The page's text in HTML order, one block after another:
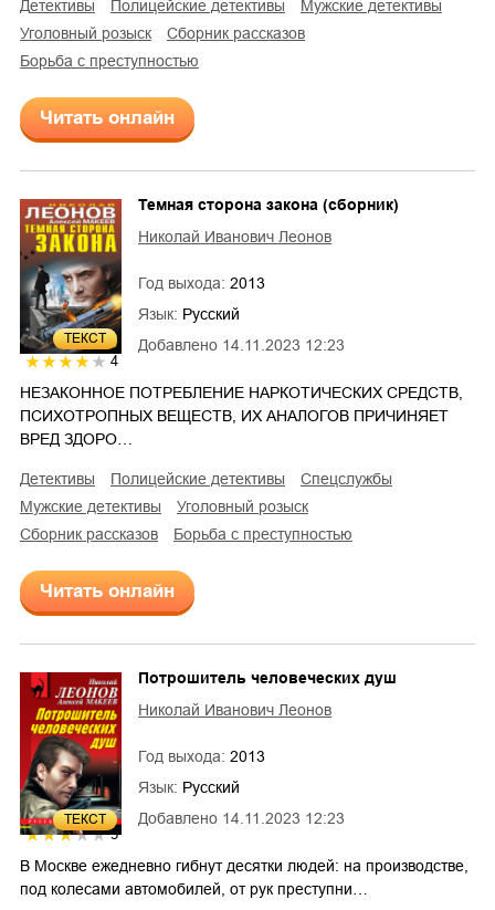
детективы полицейские детективы
мужские детективы
уголовный розыск
сборник рассказов
борьба с преступностью
Читать онлайн
ТЕКСТ
4
Добавлено 14.11.2023 12:23
Темная сторона закона (сборник)
Николай Иванович Леонов
Год выхода: 2013
Язык: Русский
НЕЗАКОННОЕ ПОТРЕБЛЕНИЕ НАРКОТИЧЕСКИХ СРЕДСТВ,
ПСИХОТРОПНЫХ ВЕЩЕСТВ, ИХ АНАЛОГОВ ПРИЧИНЯЕТ
ВРЕД ЗДОРО…
детективы полицейские детективы
спецслужбы
мужские детективы
уголовный розыск
сборник рассказов
борьба с преступностью
Читать онлайн
ТЕКСТ
3
Добавлено 14.11.2023 12:23
Потрошитель человеческих душ
Николай Иванович Леонов
Год выхода: 2013
Язык: Русский
В Москве ежедневно гибнут десятки людей: на производстве,
под колесами автомобилей, от рук преступни…